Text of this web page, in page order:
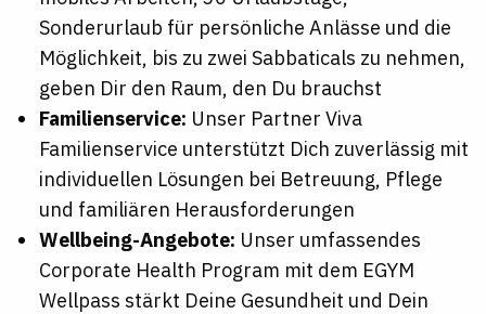
Sonderurlaub für persönliche Anlässe und die
Möglichkeit, bis zu zwei Sabbaticals zu nehmen,
geben Dir den Raum, den Du brauchst
Familienservice: Unser Partner Viva
Familienservice unterstützt Dich zuverlässig mit
individuellen Lösungen bei Betreuung, Pflege
und familiären Herausforderungen
Wellbeing-Angebote: Unser umfassendes
Corporate Health Program mit dem EGYM
Wellpass stärkt Deine Gesundheit und Dein